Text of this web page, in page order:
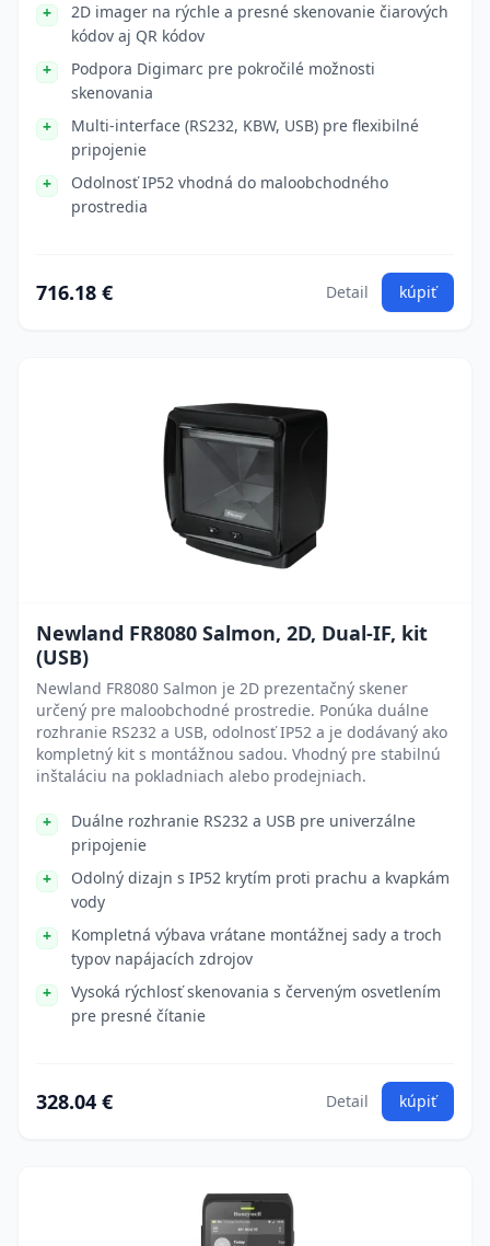
2D imager na rýchle a presné skenovanie čiarových
kódov aj QR kódov
Podpora Digimarc pre pokročilé možnosti
skenovania
Multi-interface (RS232, KBW, USB) pre flexibilné
pripojenie
Odolnosť IP52 vhodná do maloobchodného
prostredia
716.18 € Detail kúpiť
Newland FR8080 Salmon, 2D, Dual-IF, kit
(USB)
Newland FR8080 Salmon je 2D prezentačný skener
určený pre maloobchodné prostredie. Ponúka duálne
rozhranie RS232 a USB, odolnosť IP52 a je dodávaný ako
kompletný kit s montážnou sadou. Vhodný pre stabilnú
inštaláciu na pokladniach alebo prodejniach.
Duálne rozhranie RS232 a USB pre univerzálne
pripojenie
Odolný dizajn s IP52 krytím proti prachu a kvapkám
vody
Kompletná výbava vrátane montážnej sady a troch
typov napájacích zdrojov
Vysoká rýchlosť skenovania s červeným osvetlením
pre presné čítanie
328.04 € Detail kúpiť